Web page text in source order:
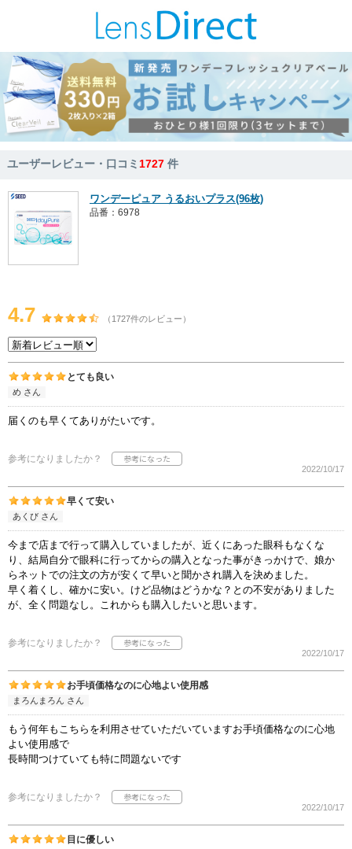
ユーザーレビュー・口コミ1727 件
ワンデーピュア うるおいプラス(96枚)
品番：6978
4.7 （1727件のレビュー）
とても良い
め さん
届くのも早くてありがたいです。
参考になりましたか？
2022/10/17
早くて安い
あくび さん
今まで店まで行って購入していましたが、近くにあった眼科もなくな
り、結局自分で眼科に行ってからの購入となった事がきっかけで、娘か
らネットでの注文の方が安くて早いと聞かされ購入を決めました。
早く着くし、確かに安い。けど品物はどうかな？との不安がありました
が、全く問題なし。これからも購入したいと思います。
参考になりましたか？
2022/10/17
お手頃価格なのに心地よい使用感
まろんまろん さん
もう何年もこちらを利用させていただいていますお手頃価格なのに心地
よい使用感で
長時間つけていても特に問題ないです
参考になりましたか？
2022/10/17
目に優しい